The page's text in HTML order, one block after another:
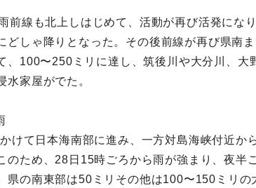
前線も北上しはじめて、活動が再び活発にな
しゃ降りとなった。その後前線が再び県南
、100〜250ミリに達し、筑後川や大分川、大
家屋がでた。
けて日本海南部に進み、一方対島海峡付近か
のため、28日15時ごろから雨が強まり、夜半
県の南東部は50ミリその他は100〜150ミリ